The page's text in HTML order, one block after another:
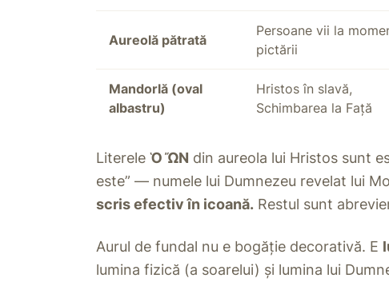
Aureolă pătrată
Persoane vii la
pictării
Mandorlă (oval
albastru)
Hristos în slavă,
Schimbarea la Față
Literele Ὁ ὬΝ din aureola lui Hristos sunt
este” — numele lui Dumnezeu revelat lui
scris efectiv în icoană. Restul sunt
Aurul de fundal nu e bogăție decorativă. E
lumina fizică (a soarelui) și lumina lui